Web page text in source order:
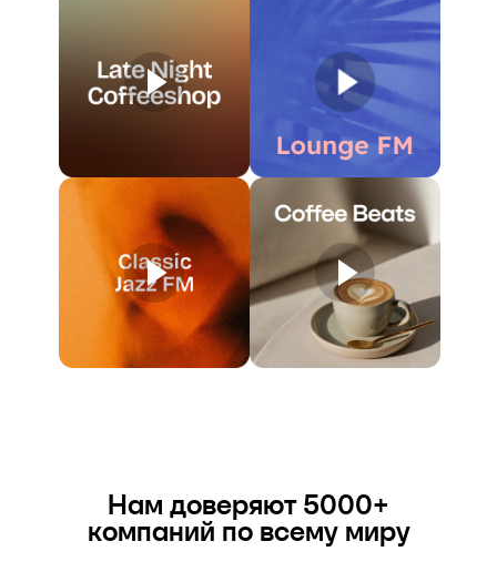
Нам доверяют 5000+
компаний по всему миру